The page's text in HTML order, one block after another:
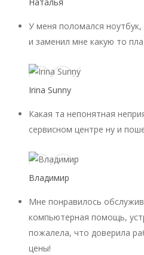
Наталья
У меня поломался
и заменил мне какую то
Irina Sunny
Какая та непонятная
сервисном центре ну и
Владимир
Мне понравилось
компьютерная помощь,
пожалела, что доверила
цены!